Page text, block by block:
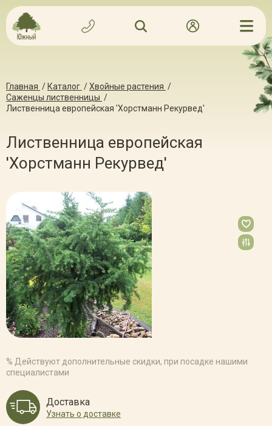
Главная / Каталог /Хвойные растения /
Саженцы лиственницы /
Лиственница европейская 'Хорстманн Рекурвед'
Лиственница европейская
'Хорстманн Рекурвед'
% Действуют дополнительные скидки, при посадке нашими
специалистами
Доставка
Узнать о доставке